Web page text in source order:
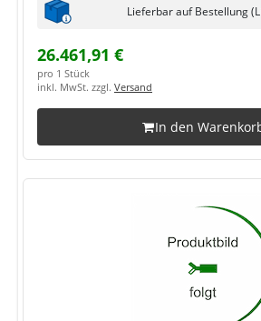
Lieferbar auf Bestellung
26.461,91 €
pro 1 Stück
inkl. MwSt. zzgl. Versand
In den